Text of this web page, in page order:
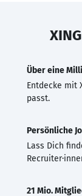
Über eine
Entdecke mit
passt.
Persönliche
Lass Dich
21 Mio.